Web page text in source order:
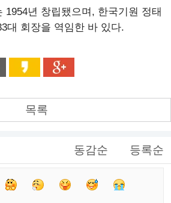
1954년 창립됐으며, 한국기원 정태
대 회장을 역임한 바 있다.
목록
동감순 등록순